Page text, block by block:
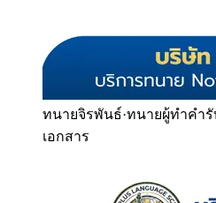
ทนายจิรพันธ์·ทนายผู้ทำคำ
เอกสาร